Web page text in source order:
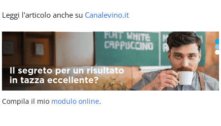
Leggi l'articolo anche su Canalevino.it
Compila il mio modulo online.